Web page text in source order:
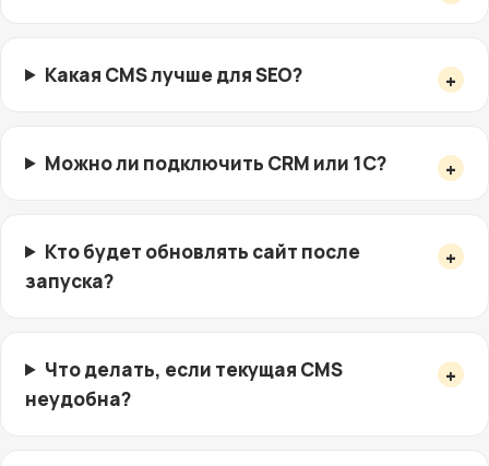
Какая CMS лучше для SEO?
Можно ли подключить CRM или 1C?
Кто будет обновлять сайт после
запуска?
Что делать, если текущая CMS
неудобна?